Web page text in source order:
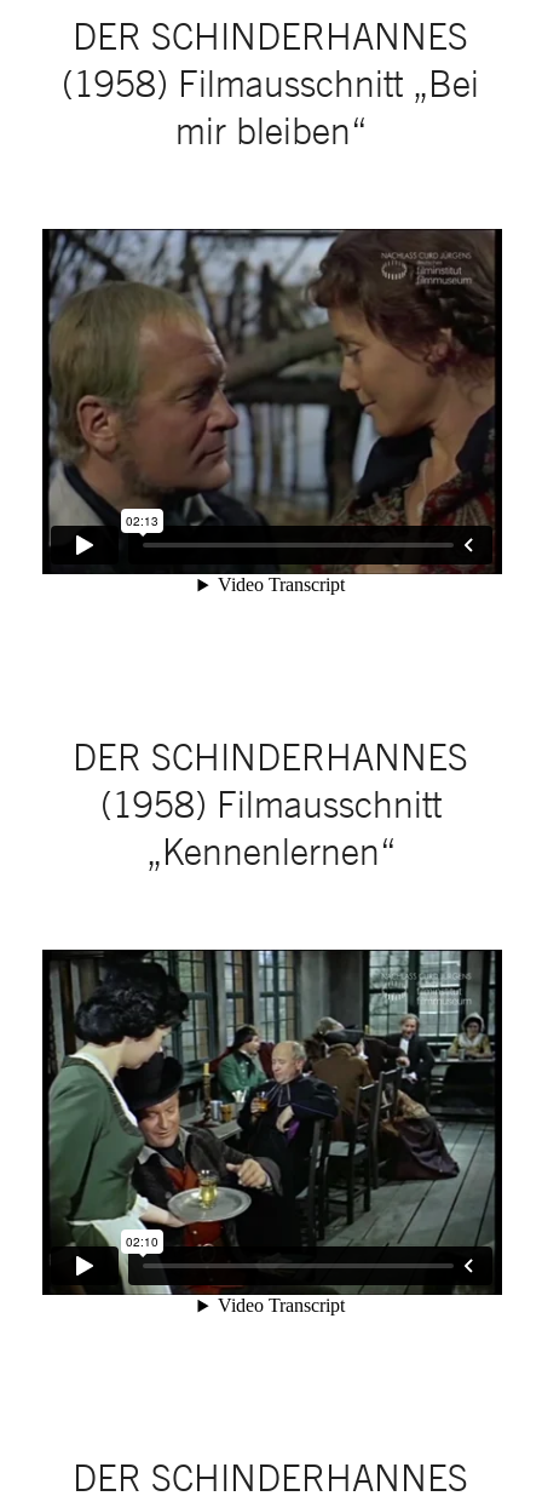
DER SCHINDERHANNES
(1958) Filmausschnitt „Bei
mir bleiben“
DER SCHINDERHANNES
(1958) Filmausschnitt
„Kennenlernen“
DER SCHINDERHANNES